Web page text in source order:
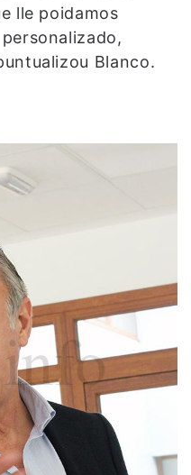
lle poidamos
Blanco.